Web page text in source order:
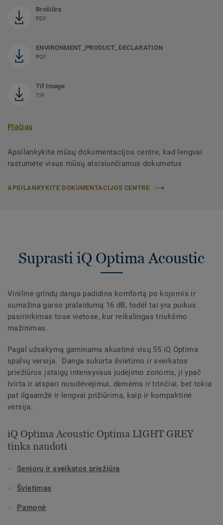
Brošiūra
PDF
ENVIRONMENT_PRODUCT_DECLARATION
PDF
Tif Image
TIF
Plačiau
Apsilankykite mūsų dokumentacijos centre, kad lengvai
rastumėte visus mūsų atsisiunčiamus dokumetus
APSILANKYKITE DOKUMENTACIJOS CENTRE
Suprasti iQ Optima Acoustic
Vinilinė grindų danga padidina komfortą po kojomis ir
sumažina garso pralaidumą 16 dB, todėl tai yra puikus
pasirinkimas tose vietose, kur reikalingas triukšmo
mažinimas.
Pagal užsakymą gaminama akustinė visų 55 iQ Optima
spalvų versija. Danga sukurta švietimo ir sveikatos
priežiūros įstaigų intensyvaus judėjimo zonoms, ji ypač
tvirta ir atspari nusidėvėjimui, dėmėms ir trinčiai, bet tokia
pat ilgaamžė ir lengvai prižiūrima, kaip ir kompaktinė
versija.
iQ Optima Acoustic Optima LIGHT GREY
tinka naudoti
Senjorų ir sveikatos priežiūra
Švietimas
Pamonė